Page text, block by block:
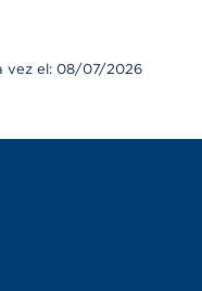
vez el: 08/07/2026